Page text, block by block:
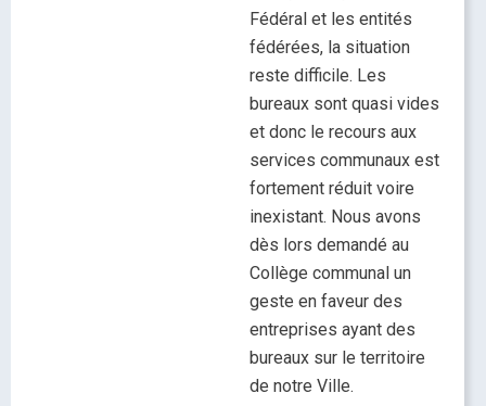
Fédéral et les entités
fédérées, la situation
reste difficile. Les
bureaux sont quasi vides
et donc le recours aux
services communaux est
fortement réduit voire
inexistant. Nous avons
dès lors demandé au
Collège communal un
geste en faveur des
entreprises ayant des
bureaux sur le territoire
de notre Ville.